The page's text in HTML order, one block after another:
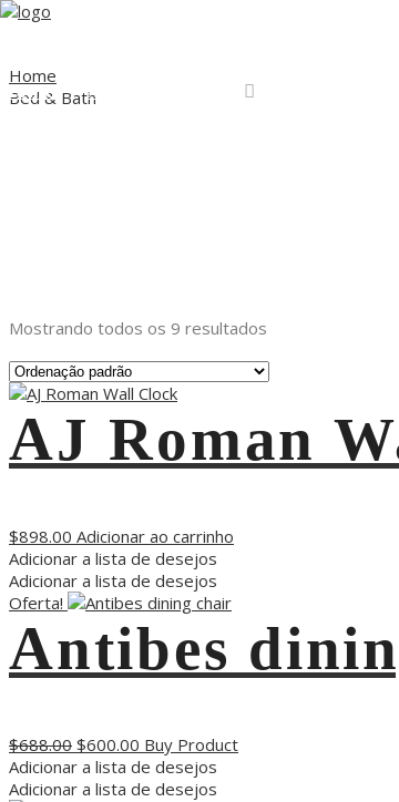
Home A Live Factory
Home
Bed & Bath
Mostrando todos os 9 resultados
AJ Roman
$898.00 Adicionar ao carrinho
Adicionar a lista de desejos
Adicionar a lista de desejos
Oferta!
Antibes
$688.00 $600.00 Buy Product
Adicionar a lista de desejos
Adicionar a lista de desejos